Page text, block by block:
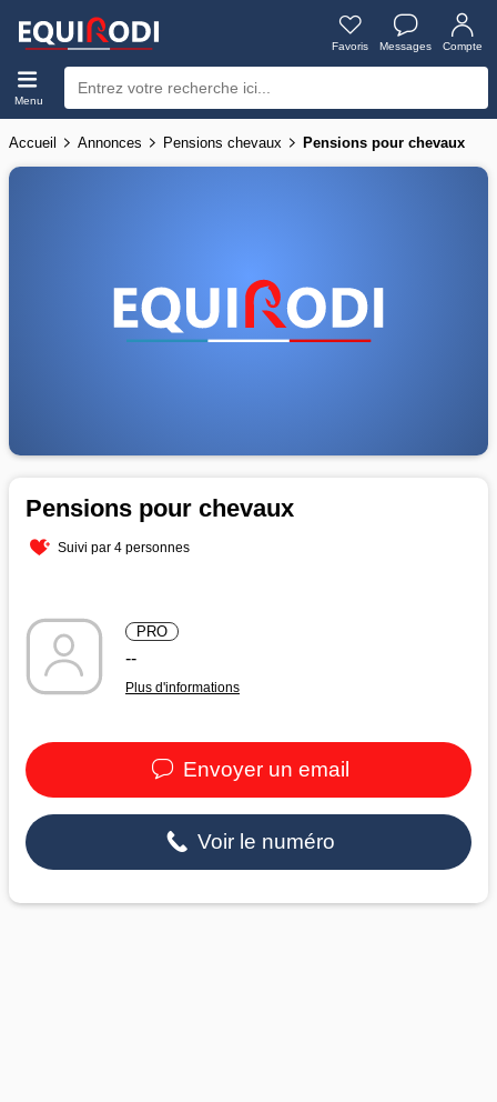
Favoris Messages Compte
Menu
Accueil Annonces Pensions chevaux Pensions pour chevaux
Pensions pour chevaux
Suivi par 4 personnes
PRO
--
Plus d'informations
Envoyer un email
Voir le numéro